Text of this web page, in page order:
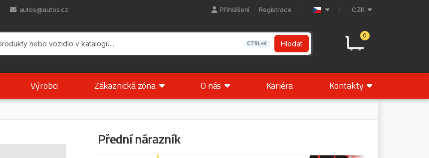
autos@autos.cz Přihlášení Registrace CZK
0
CTRL+K Hledat
Výrobci Zákaznická zóna O nás Kariéra Kontakty
Přední nárazník